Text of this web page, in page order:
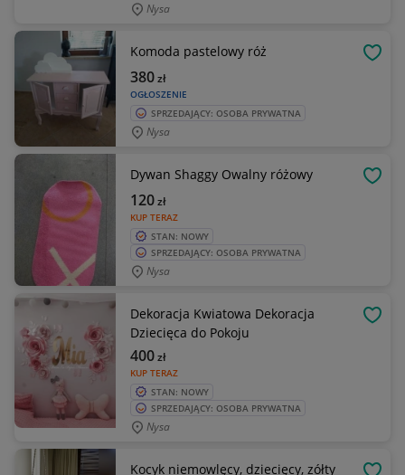
Nysa
Komoda pastelowy róż
OGŁOSZENIE
380zł
SPRZEDAJĄCY: OSOBA PRYWATNA
Nysa
Dywan Shaggy Owalny różowy
KUP TERAZ
120zł
STAN: NOWY
SPRZEDAJĄCY: OSOBA PRYWATNA
Nysa
Dekoracja Kwiatowa Dekoracja
Dziecięca do Pokoju
KUP TERAZ
400zł
STAN: NOWY
SPRZEDAJĄCY: OSOBA PRYWATNA
Nysa
Kocyk niemowlęcy, dziecięcy, zółty